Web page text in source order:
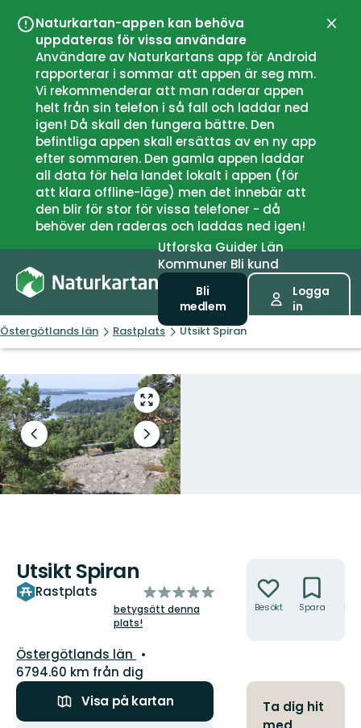
Naturkartan-appen kan behöva
uppdateras för vissa användare
Användare av Naturkartans app för Android
rapporterar i sommar att appen är seg mm.
Vi rekommenderar att man raderar appen
helt från sin telefon i så fall och laddar ned
igen! Då skall den fungera bättre. Den
befintliga appen skall ersättas av en ny app
efter sommaren. Den gamla appen laddar
all data för hela landet lokalt i appen (för
att klara offline-läge) men det innebär att
den blir för stor för vissa telefoner - då
behöver den raderas och laddas ned igen!
UtforskaGuiderLän
Kommuner Bli kund
Bli
medlem
Logga
in
Östergötlands län Rastplats Utsikt Spiran
Gå
till
helskärmsläge
Föregående
bild
Nästa
bildspel
Utsikt Spiran
Rastplats
av
5
stjärnor
betygsätt denna
plats!
Län:
Östergötlands län
6794.60 km från dig
Visa på kartan
Besökt Spara
Ta dig hit